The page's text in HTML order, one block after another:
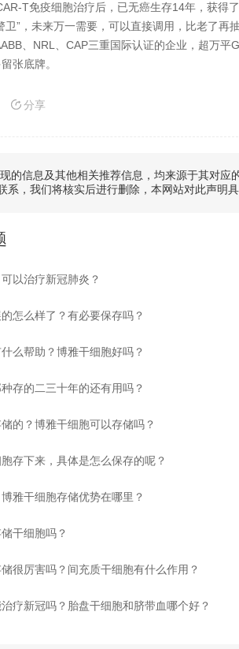
T免疫细胞治疗后，已无癌生存14年，获得
卫”，未来万一需要，可以直接调用，比老了
、NRL、CAP三重国际认证的企业，超万
张底牌。
分享
的信息及其他相关推荐信息，均来源于其对
系，我们将核实后进行删除，本网站对此声明
以治疗新冠肺炎？
怎么样了？有必要保存吗？
么帮助？博雅干细胞好吗？
存的二三十年的还有用吗？
的？博雅干细胞可以存储吗？
存下来，具体是怎么保存的呢？
雅干细胞存储优势在哪里？
干细胞吗？
很厉害吗？间充质干细胞有什么作用？
疗新冠吗？胎盘干细胞和脐带血哪个好？